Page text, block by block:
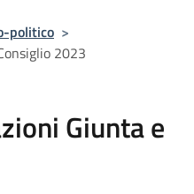
politico >
2023
Giunta e